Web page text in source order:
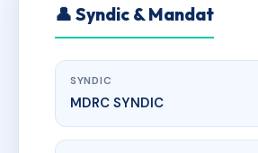
👤 Syndic & Mandat
SYNDIC
MDRC SYNDIC